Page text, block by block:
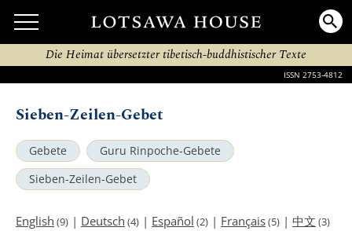
Die Heimat übersetzter tibetisch-buddhistischer Texte
ISSN 2753-4812
Sieben-Zeilen-Gebet
Gebete
Guru Rinpoche-Gebete
Sieben-Zeilen-Gebet
English (9) | Deutsch (4) | Español (2) | Français(5) | 中文 (3)